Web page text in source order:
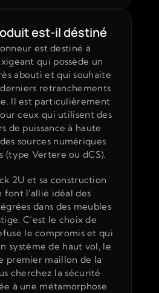
est destiné à
qui possède un
abouti et qui souhaite
retranchements
Il est particulièrement
ceux qui utilisent des
de puissance à haute
sources numériques
(type Vertere ou dCS).
2U et sa construction
font l'allié idéal des
dans des meubles
C’est le choix de
le compromis et qui
système de haut vol, le
premier maillon de la
cherchez la sécurité
à une métamorphose
est-il déstiné